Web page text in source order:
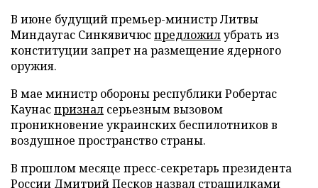
В июне будущий премьер-министр Литвы
Миндаугас Синкявичюспредложилубрать из
конституции запрет на размещение ядерного
оружия.
В мае министр обороны республики Робертас
Каунаспризнал серьезным вызовом
проникновение украинских беспилотников в
воздушное пространство страны.
В прошлом месяце пресс-секретарь президента
России Дмитрий Песков назвал страшилками